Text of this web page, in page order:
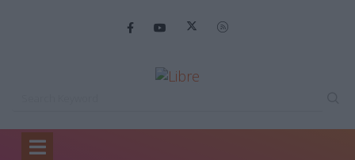
Home